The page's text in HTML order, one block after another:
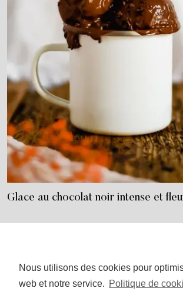
Nous utilisons des cookies pour
web et notre service. Politique de
Glace au chocolat noir intense et
I
n
s
P
i
n